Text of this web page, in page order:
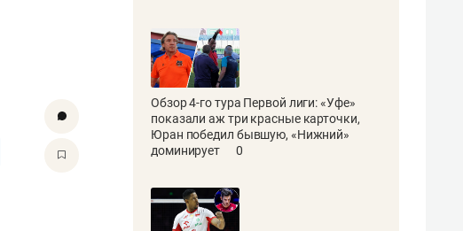
Обзор 4-го тура Первой лиги: «Уфе»
показали аж три красные карточки,
Юран победил бывшую, «Нижний»
доминирует
0